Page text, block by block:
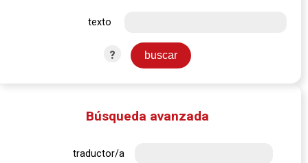
texto
?
Búsqueda avanzada
traductor/a